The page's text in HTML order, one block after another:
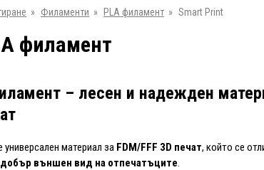
» Филаменти » PLA филамент » Smart Print
филамент
– лесен и надежден
универсален материал за FDM/FFF 3D печат, който се
външен вид на отпечатъците